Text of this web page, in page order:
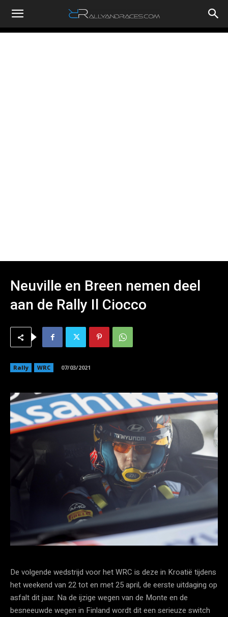
RallyandRaces.com
Neuville en Breen nemen deel
aan de Rally Il Ciocco
Rally WRC 07/03/2021
De volgende wedstrijd voor het WRC is deze in Kroatië tijdens
het weekend van 22 tot en met 25 april, de eerste uitdaging op
asfalt dit jaar. Na de ijzige wegen van de Monte en de
besneeuwde wegen in Finland wordt dit een serieuze switch